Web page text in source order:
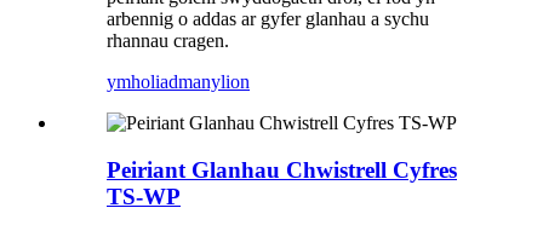
arbennig o addas ar gyfer glanhau a sychu
rhannau cragen.
ymholiadmanylion
Peiriant Glanhau Chwistrell Cyfres
TS-WP